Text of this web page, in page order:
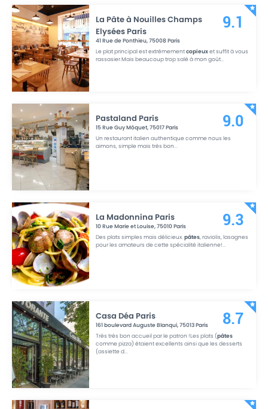
La Pâte à Nouilles Champs
Elysées Paris
41 Rue de Ponthieu,75008 Paris
Le plat principal est extrêmementcopieuxet suffit à vous
rassasier.Mais beaucoup trop salé à mon goût...
9.1
Pastaland Paris
15 Rue Guy Môquet,75017Paris
Un restaurant italien authentique comme nous les
aimons, simple mais très bon...
9.0
La Madonnina Paris
10 Rue Marie et Louise,75010Paris
Des plats simples mais délicieux.pâtes, raviolis, lasagnes
pour les amateurs de cette spécialité italienne!...
9.3
Casa Déa Paris
161 boulevard Auguste Blanqui,75013Paris
Très très bon accueil par le patron !Les plats (pâtes
comme pizza) étaient excellents ainsi que les desserts
(assiette d...
8.7